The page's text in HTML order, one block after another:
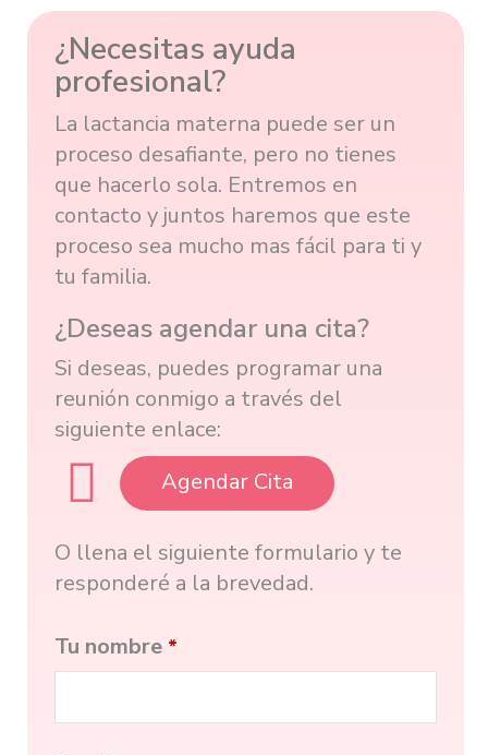
¿Necesitas ayuda
profesional?
La lactancia materna puede ser un
proceso desafiante, pero no tienes
que hacerlo sola. Entremos en
contacto y juntos haremos que este
proceso sea mucho mas fácil para ti y
tu familia.
¿Deseas agendar una cita?
Si deseas, puedes programar una
reunión conmigo a través del
siguiente enlace:
Agendar Cita
O llena el siguiente formulario y te
responderé a la brevedad.
Tu nombre *